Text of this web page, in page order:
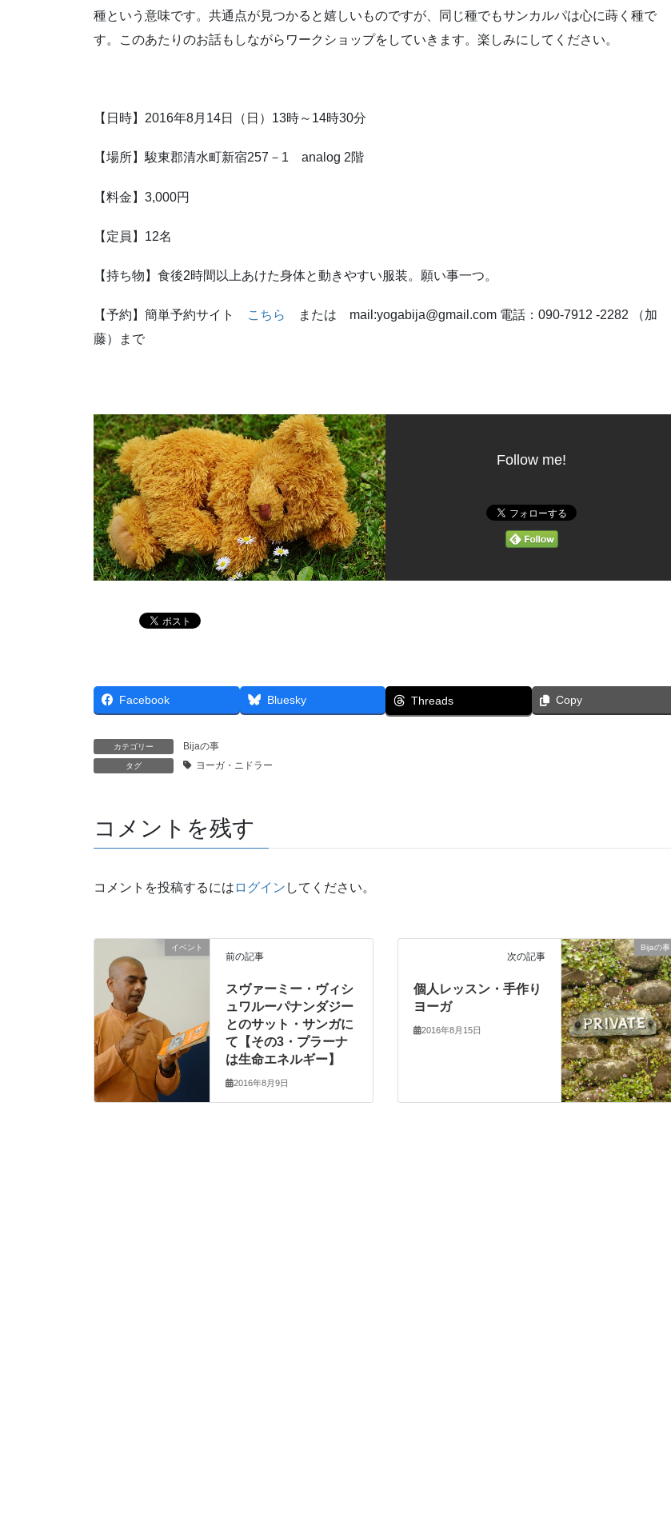
種という意味です。共通点が見つかると嬉しいものですが、同じ種でもサンカルパは心に蒔く種で
す。このあたりのお話もしながらワークショップをしていきます。楽しみにしてください。
【日時】2016年8月14日（日）13時～14時30分
【場所】駿東郡清水町新宿257－1 analog 2階
【料金】3,000円
【定員】12名
【持ち物】食後2時間以上あけた身体と動きやすい服装。願い事一つ。
【予約】簡単予約サイト こちら
または mail:yogabija@gmail.com 電話：090-7912 -2282 （加
藤）まで
Follow me!
Facebook Bluesky Threads Copy
カテゴリー Bijaの事
タグ ヨーガ・ニドラー
コメントを残す
コメントを投稿するには ログイン してください。
イベント
前の記事
スヴァーミー・ヴィシ
ュワルーパナンダジー
とのサット・サンガに
て【その3・プラーナ
は生命エネルギー】
2016年8月9日
Bijaの事
次の記事
個人レッスン・手作り
ヨーガ
2016年8月15日